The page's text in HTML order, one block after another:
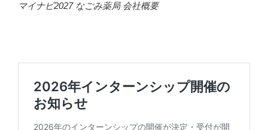
マイナビ2027 なごみ薬局 会社概要